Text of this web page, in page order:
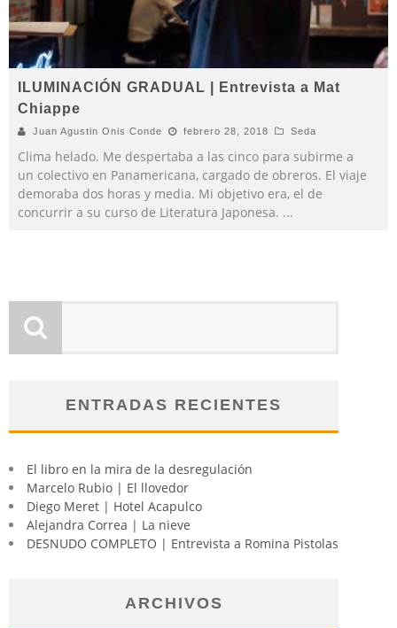
ILUMINACIÓN GRADUAL | Entrevista a Mat
Chiappe
Juan Agustin Onis Conde febrero 28, 2018 Seda
Clima helado. Me despertaba a las cinco para subirme a
un colectivo en Panamericana, cargado de obreros. El viaje
demoraba dos horas y media. Mi objetivo era, el de
concurrir a su curso de Literatura Japonesa. ...
ENTRADAS RECIENTES
El libro en la mira de la desregulación
Marcelo Rubio | El llovedor
Diego Meret | Hotel Acapulco
Alejandra Correa | La nieve
DESNUDO COMPLETO | Entrevista a Romina Pistolas
ARCHIVOS